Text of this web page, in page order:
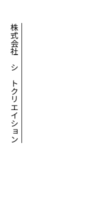
株式会社アシアトクリエイション